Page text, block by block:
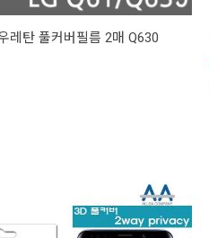
레탄 풀커버필름 2매 Q630